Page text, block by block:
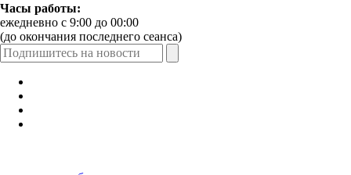
Часы работы:
ежедневно с 9:00 до 00:00
(до окончания последнего сеанса)